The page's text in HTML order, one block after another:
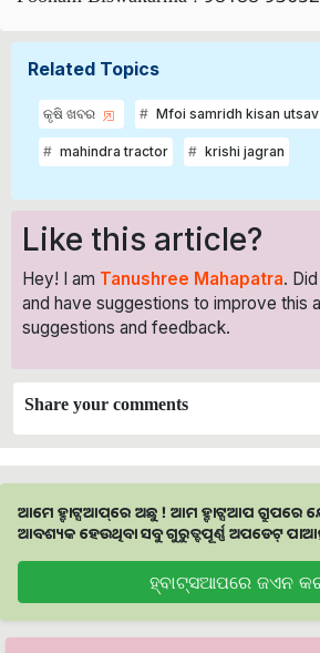
Related Topics
କୃଷି ଖବର Mfoi samridh kisan utsav
mahindra tractor krishi jagran
Like this article?
Hey! I am Tanushree Mahapatra.
and have suggestions to improve this
suggestions and feedback.
Share your comments
ଆମେ ହ୍ବାଟ୍ସଆପ୍‌ରେ ଅଛୁ ! ଆମ ହ୍ବାଟ୍ସଆପ ଗ୍ରୁପରେ
ଆବଶ୍ୟକ ହେଉଥିବା ସବୁ ଗୁରୁତ୍ବପୂର୍ଣ୍ଣ ଅପଡେଟ୍‌
ହ୍ବାଟ୍ସଆପରେ ଜଏନ